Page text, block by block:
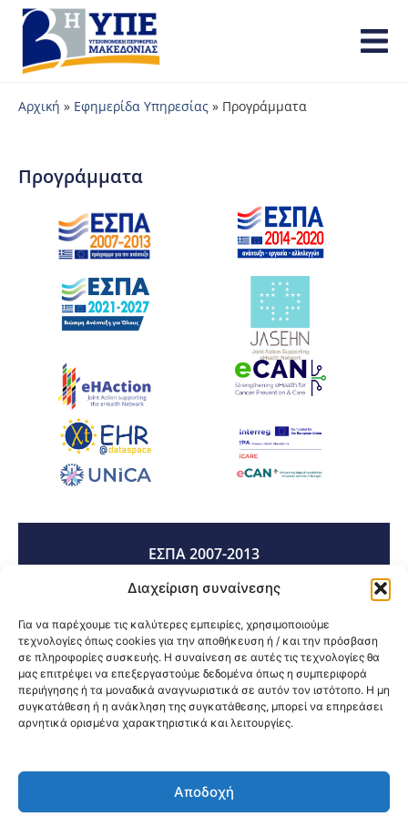
Διαχείριση συναίνεσης
Για να παρέχουμε τις καλύτερες εμπειρίες, χρησιμοποιούμε
τεχνολογίες όπως cookies για την αποθήκευση ή / και την πρόσβαση
σε πληροφορίες συσκευής. Η συναίνεση σε αυτές τις τεχνολογίες θα
μας επιτρέψει να επεξεργαστούμε δεδομένα όπως η συμπεριφορά
περιήγησης ή τα μοναδικά αναγνωριστικά σε αυτόν τον ιστότοπο. Η μη
συγκατάθεση ή η ανάκληση της συγκατάθεσης, μπορεί να επηρεάσει
αρνητικά ορισμένα χαρακτηριστικά και λειτουργίες.
Αποδοχή
Αρχική » Εφημερίδα Υπηρεσίας » Προγράμματα
Προγράμματα
ΕΣΠΑ 2007-2013
ΕΣΠΑ 2014-2020
ΕΣΠΑ 2021-2027
@2026 3ype.gr All rights reserved